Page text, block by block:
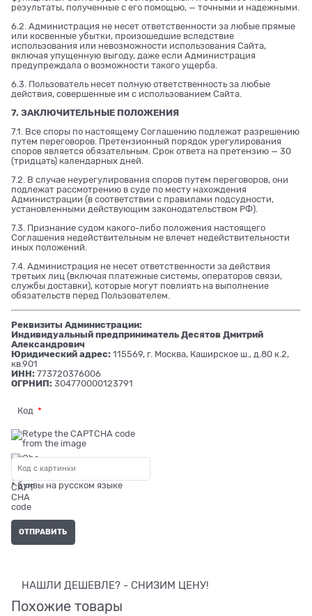
результаты, полученные с его помощью, — точными и надежными.
6.2. Администрация не несет ответственности за любые прямые
или косвенные убытки, произошедшие вследствие
использования или невозможности использования Сайта,
включая упущенную выгоду, даже если Администрация
предупреждала о возможности такого ущерба.
6.3. Пользователь несет полную ответственность за любые
действия, совершенные им с использованием Сайта.
7. ЗАКЛЮЧИТЕЛЬНЫЕ ПОЛОЖЕНИЯ
7.1. Все споры по настоящему Соглашению подлежат разрешению
путем переговоров. Претензионный порядок урегулирования
споров является обязательным. Срок ответа на претензию — 30
(тридцать) календарных дней.
7.2. В случае неурегулирования споров путем переговоров, они
подлежат рассмотрению в суде по месту нахождения
Администрации (в соответствии с правилами подсудности,
установленными действующим законодательством РФ).
7.3. Признание судом какого-либо положения настоящего
Соглашения недействительным не влечет недействительности
иных положений.
7.4. Администрация не несет ответственности за действия
третьих лиц (включая платежные системы, операторов связи,
службы доставки), которые могут повлиять на выполнение
обязательств перед Пользователем.
Реквизиты Администрации:
Индивидуальный предприниматель Десятов Дмитрий
Александрович
Юридический адрес: 115569, г. Москва, Каширское ш., д.80 к.2,
кв.901
ИНН: 773720376006
ОГРНИП: 304770000123791
Код
* буквы на русском языке
НАШЛИ ДЕШЕВЛЕ? - СНИЗИМ ЦЕНУ!
Похожие товары